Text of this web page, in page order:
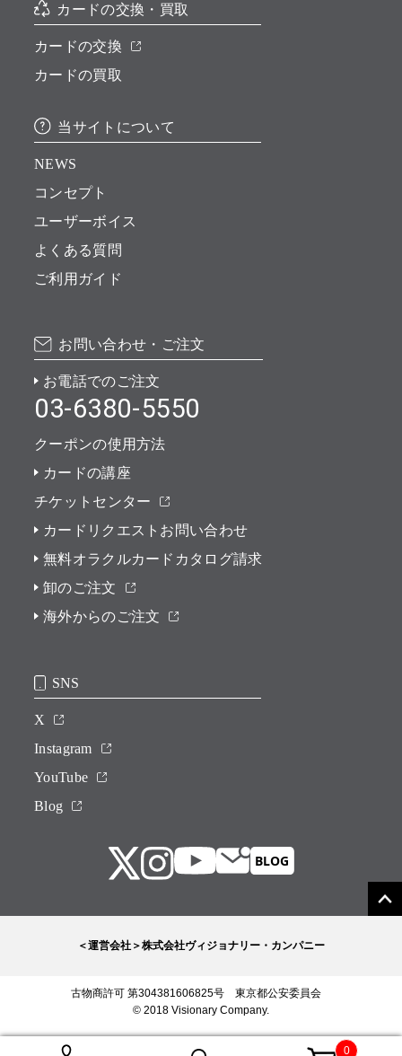
カードの交換・買取
カードの交換
カードの買取
当サイトについて
NEWS
コンセプト
ユーザーボイス
よくある質問
ご利用ガイド
お問い合わせ・ご注文
お電話でのご注文
03-6380-5550
クーポンの使用方法
カードの講座
チケットセンター
カードリクエストお問い合わせ
無料オラクルカードカタログ請求
卸のご注文
海外からのご注文
SNS
X
Instagram
YouTube
Blog
＜運営会社＞株式会社ヴィジョナリー・カンパニー
古物商許可 第304381606825号 東京都公安委員会
© 2018 Visionary Company.
0